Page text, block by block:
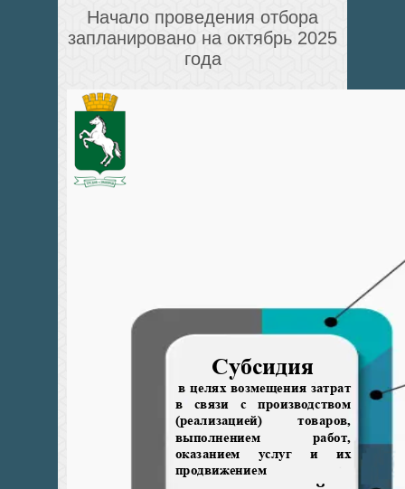
Начало проведения отбора
запланировано на октябрь 2025
года